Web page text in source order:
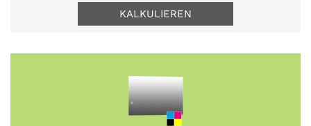
KALKULIEREN